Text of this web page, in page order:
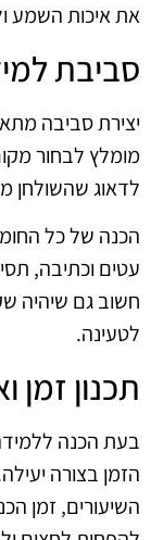
את איכות השמע
סביבת
יצירת סביבה
מומלץ לבחור
לדאוג שהשולחן
הכנה של כל
עטים וכתיבה,
חשוב גם שיהיה
לטעינה.
תכנון זמן
בעת הכנה
הזמן בצורה
השיעורים, זמן